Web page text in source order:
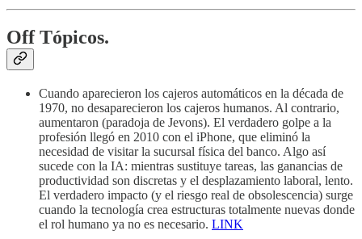
Off Tópicos.
Cuando aparecieron los cajeros automáticos en la década de
1970, no desaparecieron los cajeros humanos. Al contrario,
aumentaron (paradoja de Jevons). El verdadero golpe a la
profesión llegó en 2010 con el iPhone, que eliminó la
necesidad de visitar la sucursal física del banco. Algo así
sucede con la IA: mientras sustituye tareas, las ganancias de
productividad son discretas y el desplazamiento laboral, lento.
El verdadero impacto (y el riesgo real de obsolescencia) surge
cuando la tecnología crea estructuras totalmente nuevas donde
el rol humano ya no es necesario. LINK